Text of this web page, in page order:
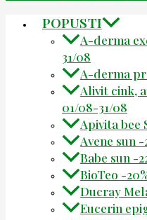
POPUSTI
A-derma
31/08
A-derma
Alivit cink,
01/08-31/08
Apivita bee
Avene sun
Babe sun -
BioTeo -
Ducray
Eucerin